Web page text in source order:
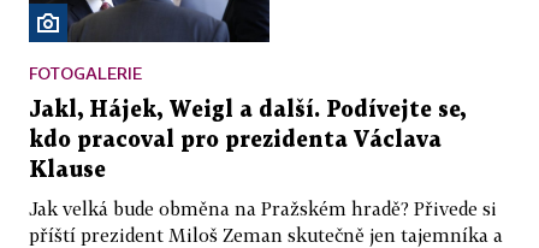
FOTOGALERIE
Jakl, Hájek, Weigl a další. Podívejte se,
kdo pracoval pro prezidenta Václava
Klause
Jak velká bude obměna na Pražském hradě? Přivede si
příští prezident Miloš Zeman skutečně jen tajemníka a